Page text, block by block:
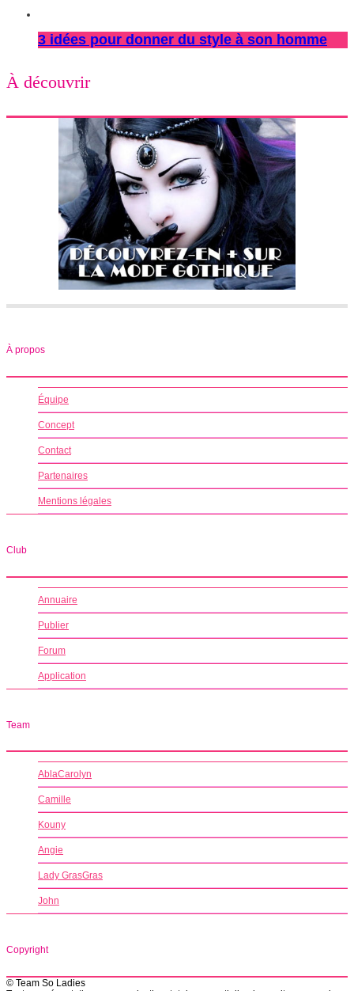
3 idées pour donner du style à son homme
À découvrir
À propos
Équipe
Concept
Contact
Partenaires
Mentions légales
Club
Annuaire
Publier
Forum
Application
Team
AblaCarolyn
Camille
Kouny
Angie
Lady GrasGras
John
Copyright
© Team So Ladies